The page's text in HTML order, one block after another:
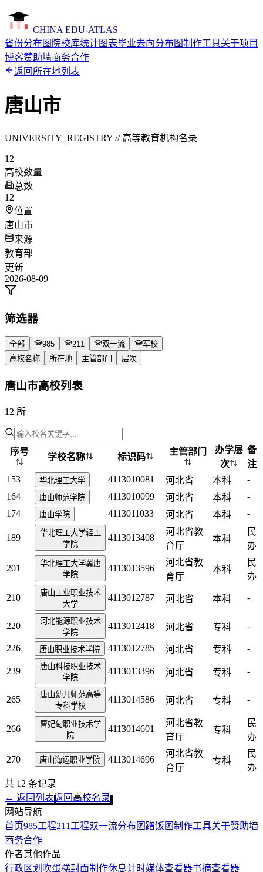
CHINA EDU-ATLAS
省份分布图 院校库统计图表毕业去向分布图制作工具关于项目
博客赞助墙商务合作
返回所在地列表
唐山市
UNIVERSITY_REGISTRY // 高等教育机构名录
12
高校数量
总数
12
位置
唐山市
来源
教育部
更新
2026-08-09
筛选器
全部 985 211 双一流
军校
高校名称
所在地 主管部门 层次
唐山市高校列表
12 所
序号
学校名称 标识码
主管部门
办学层
次
备
注
153
华北理工大学 4113010081 河北省 本科
-
164
唐山师范学院 4113010099 河北省 本科
-
174
唐山学院 4113011033 河北省 本科 -
189
华北理工大学轻工
学院
4113013408
河北省教
育厅
本科
民
办
201
华北理工大学冀唐
学院
4113013596
河北省教
育厅
本科
民
办
210
唐山工业职业技术
大学
4113012787 河北省 本科 -
220
河北能源职业技术
学院
4113012418 河北省 专科 -
226 唐山职业技术学院 4113012785 河北省 专科 -
239
唐山科技职业技术
学院
4113013396 河北省 专科 -
265
唐山幼儿师范高等
专科学校
4113014586 河北省 专科 -
266
曹妃甸职业技术学
院
4113014601
河北省教
育厅
专科
民
办
270 唐山海运职业学院 4113014696
河北省教
育厅
专科
民
办
共 12 条记录
← 返回列表返回高校名录
网站导航
首页985工程211工程双一流分布图 蹭饭图制作工具关于赞助墙
商务合作
作者其他作品
行政区划 吹蛋糕封面制作休息计时媒体查看器书摘查看器